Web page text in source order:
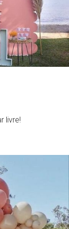
livre!